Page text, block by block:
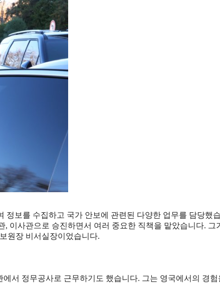
정보를 수집하고 국가 안보에 관련된 다양한 업무를 담당했
이사관으로 승진하면서 여러 중요한 직책을 맡았습니다. 그
원장 비서실장이었습니다.
서 정무공사로 근무하기도 했습니다. 그는 영국에서의 경험